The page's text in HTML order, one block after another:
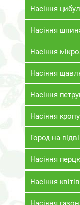
Насіння
Насіння
Насіння
Насіння
Насіння
Насіння кропу
Город на
Насіння
Насіння квітів
Насіння